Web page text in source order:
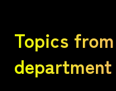
Topics
department